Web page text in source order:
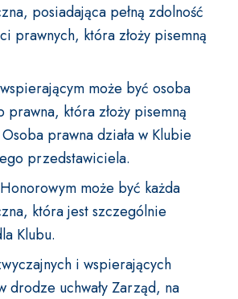
posiadająca pełną zdolność
prawnych, która złoży pisemną
może być osoba
prawna, która złoży pisemną
prawna działa w Klubie
przedstawiciela.
może być każda
która jest szczególnie
Klubu.
i wspierających
drodze uchwały Zarząd, na